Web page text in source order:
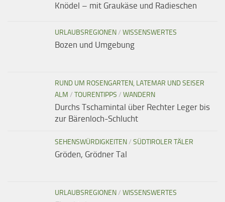
Knödel – mit Graukäse und Radieschen
URLAUBSREGIONEN/ WISSENSWERTES
Bozen und Umgebung
RUND UM ROSENGARTEN, LATEMAR UND SEISER
ALM / TOURENTIPPS / WANDERN
Durchs Tschamintal über Rechter Leger bis
zur Bärenloch-Schlucht
SEHENSWÜRDIGKEITEN/ SÜDTIROLER TÄLER
Gröden, Grödner Tal
URLAUBSREGIONEN/ WISSENSWERTES